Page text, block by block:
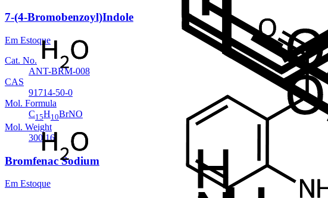
7-(4-Bromobenzoyl)Indole
Em Estoque
Cat. No.
ANT-BRM-008
CAS
91714-50-0
Mol. Formula
C15H10BrNO
Mol. Weight
300.16
Bromfenac Sodium
Em Estoque